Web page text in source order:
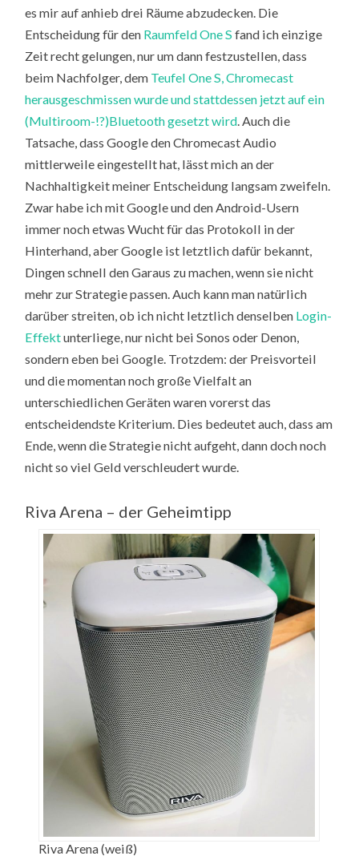
es mir auf anhieb drei Räume abzudecken. Die
Entscheidung für den Raumfeld One Sfand ich einzige
Zeit recht gelungen, nur um dann festzustellen, dass
beim Nachfolger, dem Teufel One S, Chromecast
herausgeschmissen wurde und stattdessen jetzt auf ein
(Multiroom-!?)Bluetooth gesetzt wird. Auch die
Tatsache, dass Google den Chromecast Audio
mittlerweile eingestellt hat, lässt mich an der
Nachhaltigkeit meiner Entscheidung langsam zweifeln.
Zwar habe ich mit Google und den Android-Usern
immer noch etwas Wucht für das Protokoll in der
Hinterhand, aber Google ist letztlich dafür bekannt,
Dingen schnell den Garaus zu machen, wenn sie nicht
mehr zur Strategie passen. Auch kann man natürlich
darüber streiten, ob ich nicht letztlich denselben Login-
Effektunterliege, nur nicht bei Sonos oder Denon,
sondern eben bei Google. Trotzdem: der Preisvorteil
und die momentan noch große Vielfalt an
unterschiedlichen Geräten waren vorerst das
entscheidendste Kriterium. Dies bedeutet auch, dass am
Ende, wenn die Strategie nicht aufgeht, dann doch noch
nicht so viel Geld verschleudert wurde.
Riva Arena – der Geheimtipp
Riva Arena (weiß)